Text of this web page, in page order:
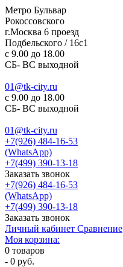
Метро Бульвар
Рокоссовского
г.Москва 6 проезд
Подбельского / 16с1
c 9.00 до 18.00
СБ- ВС выходной
01@tk-city.ru
c 9.00 до 18.00
СБ- ВС выходной
01@tk-city.ru
+7(926) 484-16-53
(WhatsApp)
+7(499) 390-13-18
Заказать звонок
+7(926) 484-16-53
(WhatsApp)
+7(499) 390-13-18
Заказать звонок
Личный кабинет Сравнение
Моя корзина:
0 товаров
- 0 руб.